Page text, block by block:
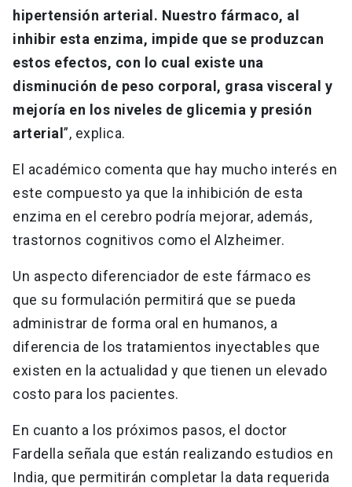
hipertensión arterial. Nuestro fármaco, al
inhibir esta enzima, impide que se produzcan
estos efectos, con lo cual existe una
disminución de peso corporal, grasa visceral y
mejoría en los niveles de glicemia y presión
arterial ”, explica.
El académico comenta que hay mucho interés en
este compuesto ya que la inhibición de esta
enzima en el cerebro podría mejorar, además,
trastornos cognitivos como el Alzheimer.
Un aspecto diferenciador de este fármaco es
que su formulación permitirá que se pueda
administrar de forma oral en humanos, a
diferencia de los tratamientos inyectables que
existen en la actualidad y que tienen un elevado
costo para los pacientes.
En cuanto a los próximos pasos, el doctor
Fardella señala que están realizando estudios en
India, que permitirán completar la data requerida